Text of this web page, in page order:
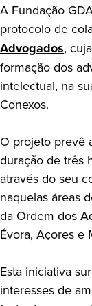
A Fundação
protocolo de
Advogados,
formação dos
intelectual, na
Conexos.
O projeto prevê
duração de três
através do seu
naquelas áreas
da Ordem dos
Évora, Açores e
Esta iniciativa
interesses de